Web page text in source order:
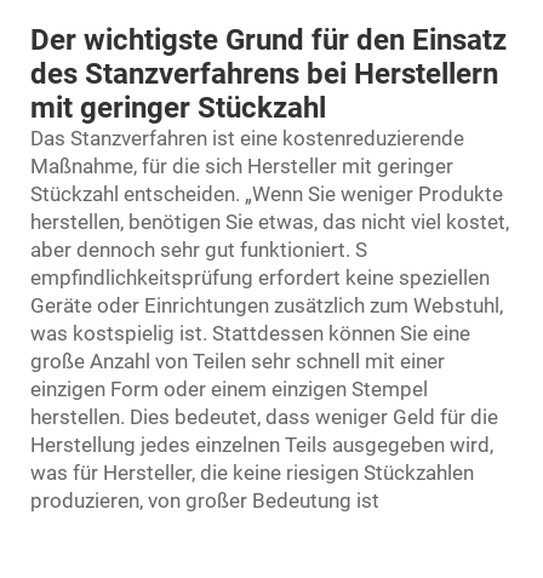
Der wichtigste Grund für den Einsatz
des Stanzverfahrens bei Herstellern
mit geringer Stückzahl
Das Stanzverfahren ist eine kostenreduzierende
Maßnahme, für die sich Hersteller mit geringer
Stückzahl entscheiden. „Wenn Sie weniger Produkte
herstellen, benötigen Sie etwas, das nicht viel kostet,
aber dennoch sehr gut funktioniert. S
empfindlichkeitsprüfung erfordert keine speziellen
Geräte oder Einrichtungen zusätzlich zum Webstuhl,
was kostspielig ist. Stattdessen können Sie eine
große Anzahl von Teilen sehr schnell mit einer
einzigen Form oder einem einzigen Stempel
herstellen. Dies bedeutet, dass weniger Geld für die
Herstellung jedes einzelnen Teils ausgegeben wird,
was für Hersteller, die keine riesigen Stückzahlen
produzieren, von großer Bedeutung ist